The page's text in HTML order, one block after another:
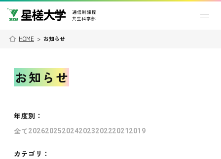
HOME > お知らせ
お知らせ
年度別 ：
全て202620252024202320222021 2019
カテゴリ：